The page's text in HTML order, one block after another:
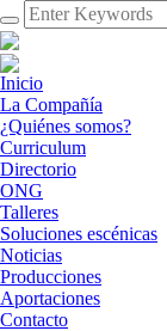
Inicio
La Compañía
¿Quiénes somos?
Curriculum
Directorio
ONG
Talleres
Soluciones escénicas
Noticias
Producciones
Aportaciones
Contacto